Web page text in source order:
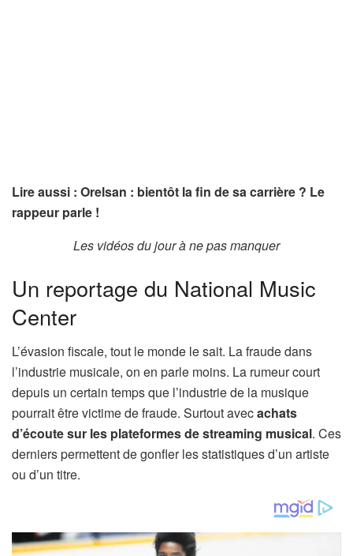
Lire aussi : Orelsan : bientôt la fin de sa carrière ? Le
rappeur parle !
Les vidéos du jour à ne pas manquer
Un reportage du National Music
Center
L’évasion fiscale, tout le monde le sait. La fraude dans
l’industrie musicale, on en parle moins. La rumeur court
depuis un certain temps que l’industrie de la musique
pourrait être victime de fraude. Surtout avecachats
d’écoute sur les plateformes de streaming musical. Ces
derniers permettent de gonfler les statistiques d’un artiste
ou d’un titre.